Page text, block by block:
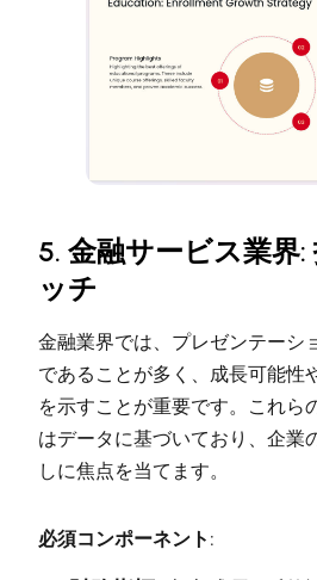
5. 金融サービス業界
ッチ
金融業界では、プレゼンテーシ
であることが多く、成長可能性
を示すことが重要です。これら
はデータに基づいており、企業
しに焦点を当てます。
必須コンポーネント: